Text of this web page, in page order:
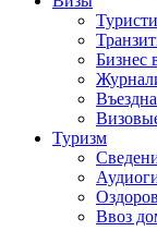
Бизнес
Туризм
Ввоз